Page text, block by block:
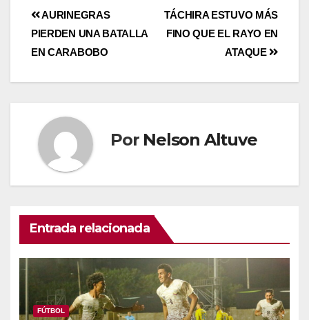
TÁCHIRA ESTUVO MÁS
FINO QUE EL RAYO EN
ATAQUE
AURINEGRAS
PIERDEN UNA BATALLA
EN CARABOBO
Por Nelson Altuve
Entrada relacionada
FÚTBOL